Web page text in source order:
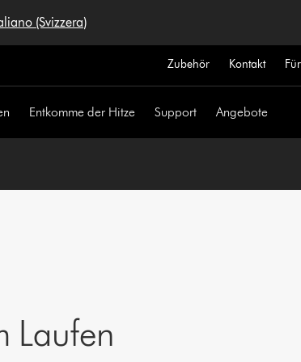
(Svizzera)
Zubehör Kontakt
Entkomme der Hitze Support Angebote
Laufen